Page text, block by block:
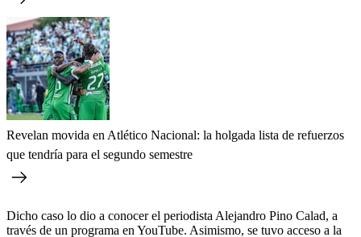
Revelan movida en Atlético Nacional: la holgada lista de refuerzos
que tendría para el segundo semestre
Dicho caso lo dio a conocer el periodista Alejandro Pino Calad, a
través de un programa en YouTube. Asimismo, se tuvo acceso a la